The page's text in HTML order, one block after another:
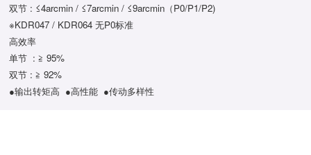
双节 : ≤4arcmin / ≤7arcmin / ≤9arcmin（P0/P1/P2)
※KDR047 / KDR064 无P0标准
高效率
单节 : ≧ 95%
双节 : ≧ 92%
●输出转矩高 ●高性能 ●传动多样性